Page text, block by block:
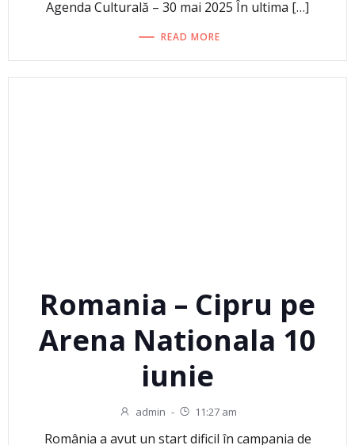
Agenda Culturală – 30 mai 2025 În ultima […]
READ MORE
Romania – Cipru pe
Arena Nationala 10
iunie
admin - 11:27 am
România a avut un start dificil în campania de